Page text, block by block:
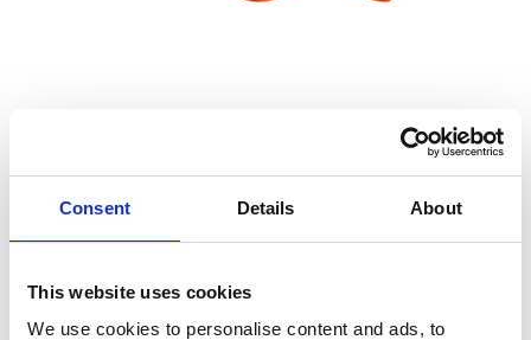
Consent Details About
This website uses cookies
We use cookies to personalise content and ads, to
Alle Projektinformationen an
einem Ort